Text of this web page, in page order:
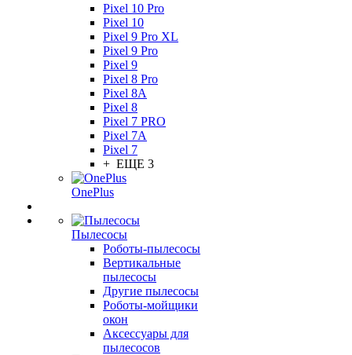
Pixel 10 Pro
Pixel 10
Pixel 9 Pro XL
Pixel 9 Pro
Pixel 9
Pixel 8 Pro
Pixel 8A
Pixel 8
Pixel 7 PRO
Pixel 7A
Pixel 7
+ ЕЩЕ 3
OnePlus
Пылесосы
Роботы-пылесосы
Вертикальные
пылесосы
Другие пылесосы
Роботы-мойщики
окон
Аксессуары для
пылесосов